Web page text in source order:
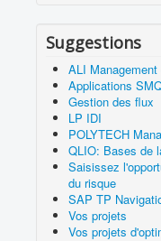
Suggestions
ALI
Applications
Gestion des flux
LP IDI
POLYTECH
QLIO: Bases de
Saisissez
du risque
SAP TP
Vos projets
Vos projets